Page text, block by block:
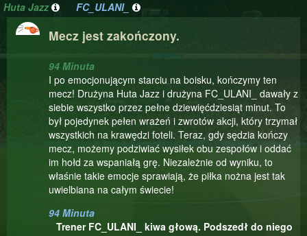
Huta Jazz FC_ULANI_
Mecz jest zakończony.
94 Minuta
I po emocjonującym starciu na boisku, kończymy ten
mecz! Drużyna Huta Jazz i drużyna FC_ULANI_ dawały z
siebie wszystko przez pełne dziewięćdziesiąt minut. To
był pojedynek pełen wrażeń i zwrotów akcji, który trzymał
wszystkich na krawędzi foteli. Teraz, gdy sędzia kończy
mecz, możemy podziwiać wysiłek obu zespołów i oddać
im hołd za wspaniałą grę. Niezależnie od wyniku, to
właśnie takie emocje sprawiają, że piłka nożna jest tak
uwielbiana na całym świecie!
94 Minuta
Trener FC_ULANI_ kiwa głową. Podszedł do niego